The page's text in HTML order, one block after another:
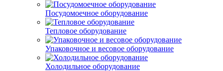
Посудомоечное оборудование
Тепловое оборудование
Упаковочное и весовое оборудование
Холодильное оборудование